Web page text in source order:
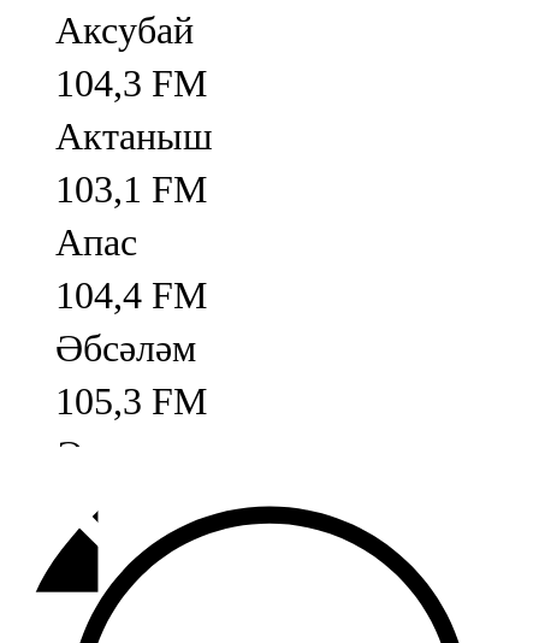
Аксубай
104,3 FM
Актаныш
103,1 FM
Апас
104,4 FM
Әбсәләм
105,3 FM
Әлмәт
92,9 FM
Базарлы матак
107,1 FM